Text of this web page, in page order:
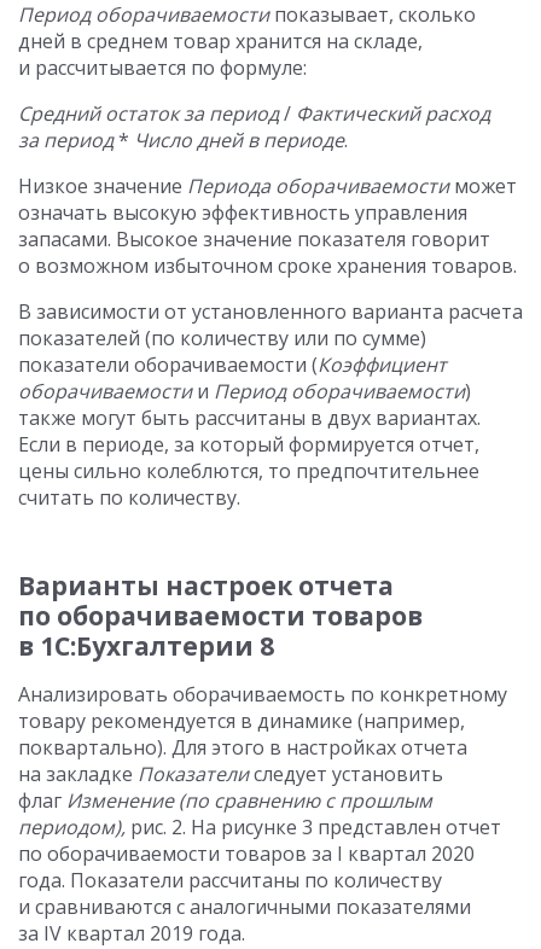
Период оборачиваемостипоказывает, сколько
дней в среднем товар хранится на складе,
и рассчитывается по формуле:
Средний остаток за период/ Фактический расход
за период* Число дней в периоде.
Низкое значение Периода оборачиваемостиможет
означать высокую эффективность управления
запасами. Высокое значение показателя говорит
о возможном избыточном сроке хранения товаров.
В зависимости от установленного варианта расчета
показателей (по количеству или по сумме)
показатели оборачиваемости (Коэффициент
оборачиваемостии Период оборачиваемости)
также могут быть рассчитаны в двух вариантах.
Если в периоде, за который формируется отчет,
цены сильно колеблются, то предпочтительнее
считать по количеству.
Варианты настроек отчета
по оборачиваемости товаров
в 1С:Бухгалтерии 8
Анализировать оборачиваемость по конкретному
товару рекомендуется в динамике (например,
поквартально). Для этого в настройках отчета
на закладке Показателиследует установить
флаг Изменение (по сравнению с прошлым
периодом), рис. 2. На рисунке 3 представлен отчет
по оборачиваемости товаров за I квартал 2020
года. Показатели рассчитаны по количеству
и сравниваются с аналогичными показателями
за IV квартал 2019 года.